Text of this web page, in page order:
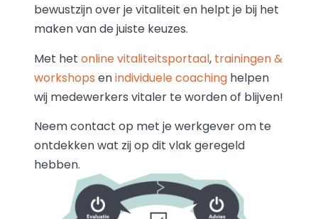
bewustzijn over je vitaliteit en helpt je bij het
maken van de juiste keuzes.
Met het online vitaliteitsportaal, trainingen &
workshops enindividuele coaching helpen
wij medewerkers vitaler te worden of blijven!
Neem contact op met je werkgever om te
ontdekken wat zij op dit vlak geregeld
hebben.